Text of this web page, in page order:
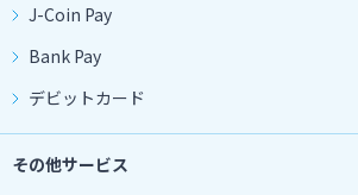
J-Coin Pay
Bank Pay
デビットカード
その他サービス